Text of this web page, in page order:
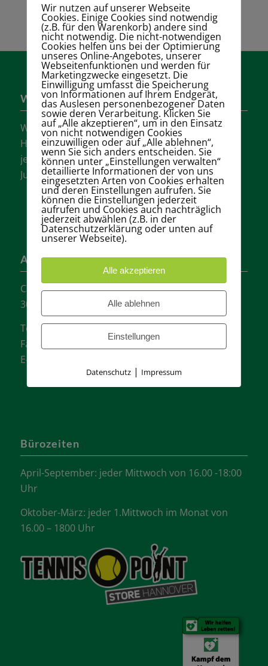
Wer sind wir?
Wir sind einer der größten Tennisvereine
Hannovers mit vielen aktiven Mannschaften in
jeder Altersklasse für Damen, Herren und
Jugendliche.
Adresse
Carl-Loges-Str.12
30657 Hannover
Tel.: + 49 511- 6046340
Fax: + 49 511- 601048
E-Mail:
Bürozeiten
April-September: jeder Mittwoch von 16.00 -18:00
Uhr
Oktober-März: jeder 1.Mittwoch im Monat von
16.00 – 1800 Uhr
Wir nutzen auf unserer Webseite
Cookies. Einige Cookies sind notwendig
(z.B. für den Warenkorb) andere sind
nicht notwendig. Die nicht-notwendigen
Cookies helfen uns bei der Optimierung
unseres Online-Angebotes, unserer
Webseitenfunktionen und werden für
Marketingzwecke eingesetzt. Die
Einwilligung umfasst die Speicherung
von Informationen auf Ihrem Endgerät,
das Auslesen personenbezogener Daten
sowie deren Verarbeitung. Klicken Sie
auf „Alle akzeptieren“, um in den Einsatz
von nicht notwendigen Cookies
einzuwilligen oder auf „Alle ablehnen“,
wenn Sie sich anders entscheiden. Sie
können unter „Einstellungen verwalten“
detaillierte Informationen der von uns
eingesetzten Arten von Cookies erhalten
und deren Einstellungen aufrufen. Sie
können die Einstellungen jederzeit
aufrufen und Cookies auch nachträglich
jederzeit abwählen (z.B. in der
Datenschutzerklärung oder unten auf
unserer Webseite).
Alle akzeptieren
Alle ablehnen
Einstellungen
Datenschutz| Impressum